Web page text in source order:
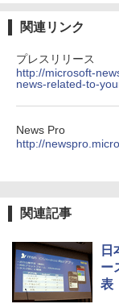
関連リンク
プレスリリース
http://microsoft-
news-related-to-
News Pro
http://
関連記事
日
ー
表